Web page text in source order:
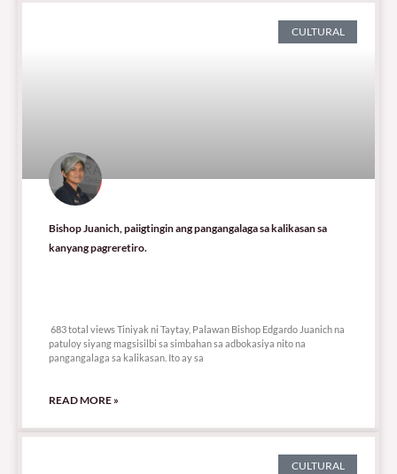
CULTURAL
Bishop Juanich, paiigtingin ang pangangalaga sa kalikasan sa
kanyang pagreretiro.
683 total views Tiniyak ni Taytay, Palawan Bishop Edgardo Juanich na
patuloy siyang magsisilbi sa simbahan sa adbokasiya nito na
pangangalaga sa kalikasan. Ito ay sa
READ MORE »
CULTURAL